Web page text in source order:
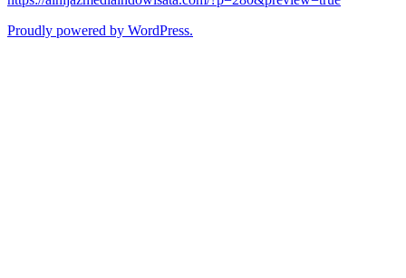
Proudly powered by WordPress.